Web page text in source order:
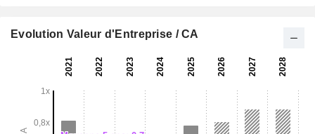
Evolution Valeur d'Entreprise / CA